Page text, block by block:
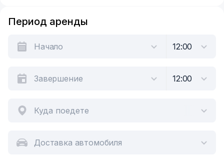
Период аренды
Куда поедете
Доставка автомобиля